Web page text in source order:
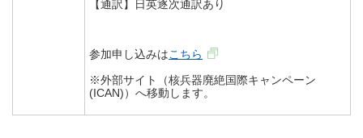
【通訳】日英逐次通訳あり
参加申し込みはこちら
※外部サイト（核兵器廃絶国際キャンペーン
(ICAN)）へ移動します。